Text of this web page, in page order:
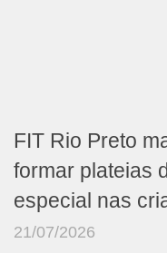
FIT Rio Preto
formar plateias
especial nas
21/07/2026